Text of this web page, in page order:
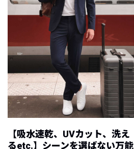
【吸水速乾、UVカット、洗え
るetc.】シーンを選ばない万能